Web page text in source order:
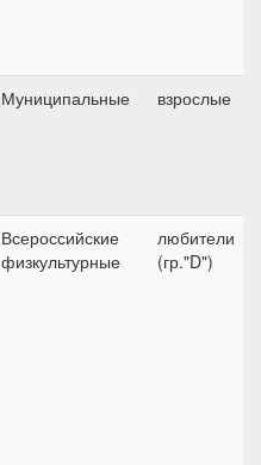
Муниципальные взрослые
Всероссийские
физкультурные
любители
(гр."D")